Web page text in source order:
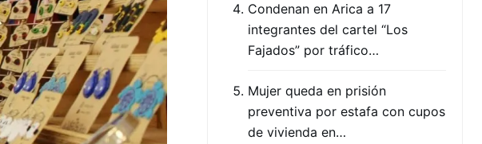
Condenan en Arica a 17
integrantes del cartel “Los
Fajados” por tráfico…
Mujer queda en prisión
preventiva por estafa con cupos
de vivienda en…